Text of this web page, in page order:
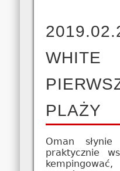
PLAŻY
Oman
praktycznie